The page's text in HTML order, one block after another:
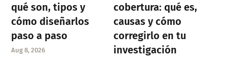
qué son, tipos y
cómo diseñarlos
paso a paso
Aug 8, 2026
cobertura: qué es,
causas y cómo
corregirlo en tu
investigación